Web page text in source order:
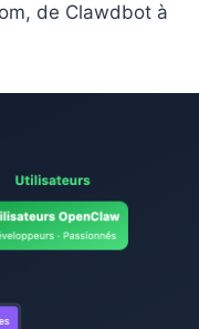
de Clawdbot à